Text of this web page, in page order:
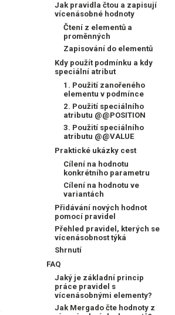
Jak pravidla čtou a zapisují
vícenásobné hodnoty
Čtení z elementů a
proměnných
Zapisování do elementů
Kdy použít podmínku a kdy
speciální atribut
1. Použití zanořeného
elementu v podmínce
2. Použití speciálního
atributu @@POSITION
3. Použití speciálního
atributu @@VALUE
Praktické ukázky cest
Cílení na hodnotu
konkrétního parametru
Cílení na hodnotu ve
variantách
Přidávání nových hodnot
pomocí pravidel
Přehled pravidel, kterých se
vícenásobnost týká
Shrnutí
FAQ
Jaký je základní princip
práce pravidel s
vícenásobnými elementy?
Jak Mergado čte hodnoty z